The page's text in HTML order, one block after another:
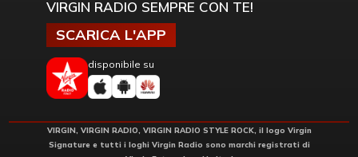
VIRGIN RADIO SEMPRE CON TE!
SCARICA L'APP
disponibile su
VIRGIN, VIRGIN RADIO, VIRGIN RADIO STYLE ROCK, il logo Virgin
Signature e tutti i loghi Virgin Radio sono marchi registrati di